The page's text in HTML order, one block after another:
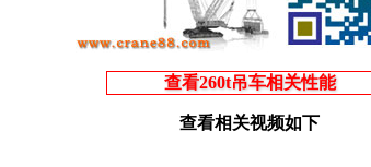
查看260t吊车相关性能
查看相关视频如下